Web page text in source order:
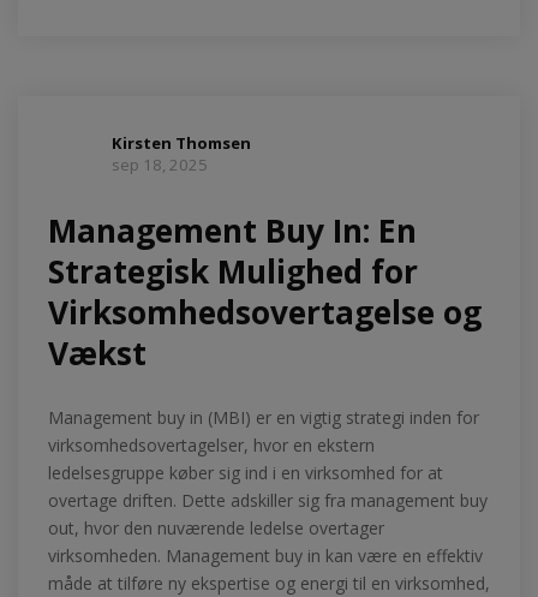
Kirsten Thomsen
sep 18, 2025
Management Buy In: En
Strategisk Mulighed for
Virksomhedsovertagelse og
Vækst
Management buy in (MBI) er en vigtig strategi inden for
virksomhedsovertagelser, hvor en ekstern
ledelsesgruppe køber sig ind i en virksomhed for at
overtage driften. Dette adskiller sig fra management buy
out, hvor den nuværende ledelse overtager
virksomheden. Management buy in kan være en effektiv
måde at tilføre ny ekspertise og energi til en virksomhed,